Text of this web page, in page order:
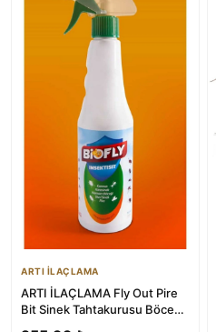
ARTI İLAÇLAMA
ARTI İLAÇLAMA Fly Out Pire
Bit Sinek Tahtakurusu Böcek